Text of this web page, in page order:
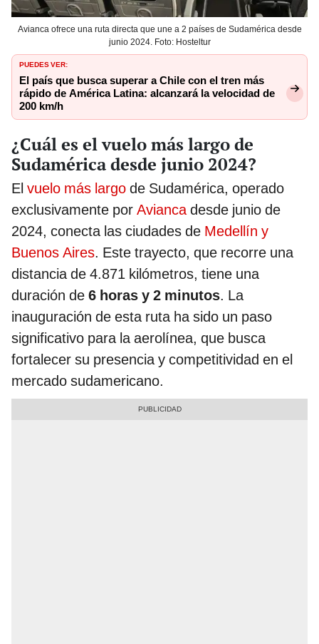
Avianca ofrece una ruta directa que une a 2 países de Sudamérica desde
junio 2024. Foto: Hosteltur
PUEDES VER:
El país que busca superar a Chile con el tren más
rápido de América Latina: alcanzará la velocidad de
200 km/h
¿Cuál es el vuelo más largo de
Sudamérica desde junio 2024?
El vuelo más largo de Sudamérica, operado
exclusivamente por Aviancadesde junio de
2024, conecta las ciudades de Medellín y
Buenos Aires. Este trayecto, que recorre una
distancia de 4.871 kilómetros, tiene una
duración de 6 horas y 2 minutos. La
inauguración de esta ruta ha sido un paso
significativo para la aerolínea, que busca
fortalecer su presencia y competitividad en el
mercado sudamericano.